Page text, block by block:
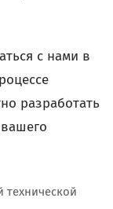
с нами в
разработать